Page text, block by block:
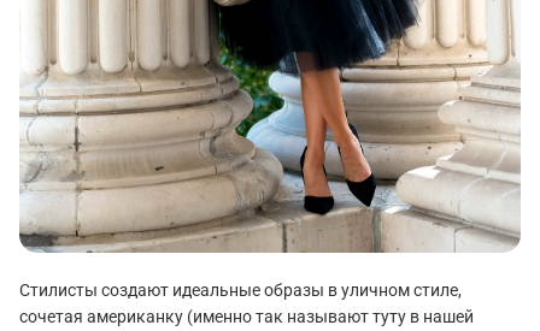
Стилисты создают идеальные образы в уличном стиле,
сочетая американку (именно так называют туту в нашей